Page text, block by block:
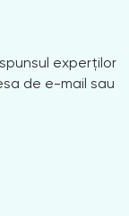
experților
de e-mail sau